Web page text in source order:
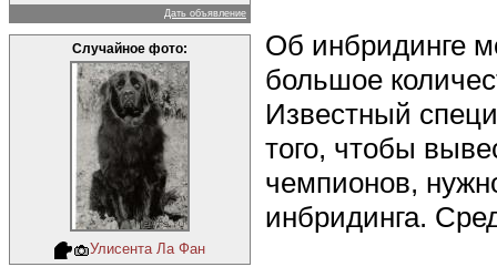
Дать объявление
Случайное фото:
Улисента Ла Фан
Об инбридинге
большое
Известный
того, чтобы
чемпионов,
инбридинга.